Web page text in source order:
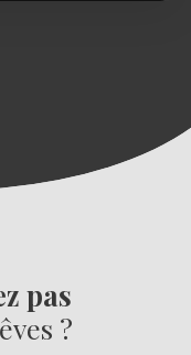
pas
?